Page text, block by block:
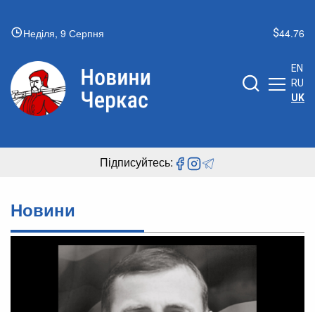
Неділя, 9 Серпня 44.76
EN
RU
UK
Підписуйтесь:
Новини